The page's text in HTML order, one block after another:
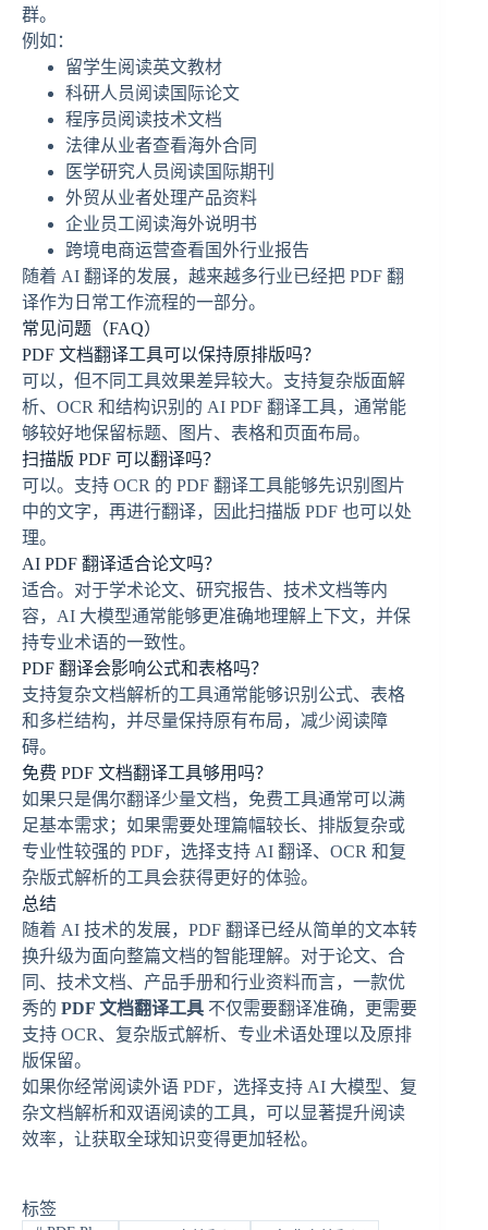
群。
例如：
留学生阅读英文教材
科研人员阅读国际论文
程序员阅读技术文档
法律从业者查看海外合同
医学研究人员阅读国际期刊
外贸从业者处理产品资料
企业员工阅读海外说明书
跨境电商运营查看国外行业报告
随着 AI 翻译的发展，越来越多行业已经把 PDF 翻
译作为日常工作流程的一部分。
常见问题（FAQ）
PDF 文档翻译工具可以保持原排版吗？
可以，但不同工具效果差异较大。支持复杂版面解
析、OCR 和结构识别的 AI PDF 翻译工具，通常能
够较好地保留标题、图片、表格和页面布局。
扫描版 PDF 可以翻译吗？
可以。支持 OCR 的 PDF 翻译工具能够先识别图片
中的文字，再进行翻译，因此扫描版 PDF 也可以处
理。
AI PDF 翻译适合论文吗？
适合。对于学术论文、研究报告、技术文档等内
容，AI 大模型通常能够更准确地理解上下文，并保
持专业术语的一致性。
PDF 翻译会影响公式和表格吗？
支持复杂文档解析的工具通常能够识别公式、表格
和多栏结构，并尽量保持原有布局，减少阅读障
碍。
免费 PDF 文档翻译工具够用吗？
如果只是偶尔翻译少量文档，免费工具通常可以满
足基本需求；如果需要处理篇幅较长、排版复杂或
专业性较强的 PDF，选择支持 AI 翻译、OCR 和复
杂版式解析的工具会获得更好的体验。
总结
随着 AI 技术的发展，PDF 翻译已经从简单的文本转
换升级为面向整篇文档的智能理解。对于论文、合
同、技术文档、产品手册和行业资料而言，一款优
秀的 PDF 文档翻译工具 不仅需要翻译准确，更需要
支持 OCR、复杂版式解析、专业术语处理以及原排
版保留。
如果你经常阅读外语 PDF，选择支持 AI 大模型、复
杂文档解析和双语阅读的工具，可以显著提升阅读
效率，让获取全球知识变得更加轻松。
标签